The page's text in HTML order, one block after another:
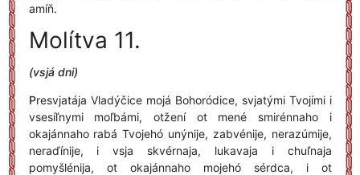
amíň.
Molítva 11.
(vsjá dni)
Presvjatája Vladýčice mojá Bohoródice, svjatými Tvojími i
vsesíľnymi moľbámi, otžení ot mené smirénnaho i
okajánnaho rabá Tvojehó unýnije, zabvénije, nerazúmije,
neraďínije, i vsja skvérnaja, lukavaja i chuľnaja
pomyšlénija, ot okajánnaho mojehó sérdca, i ot